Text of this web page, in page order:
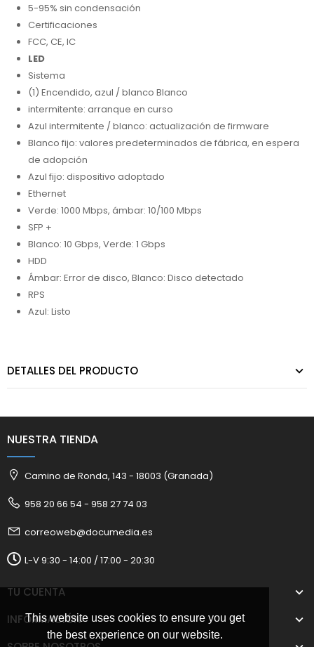
This website uses cookies to ensure you get
the best experience on our website.
5-95% sin condensación
Certificaciones
FCC, CE, IC
LED
Sistema
(1) Encendido, azul / blanco Blanco
intermitente: arranque en curso
Azul intermitente / blanco: actualización de firmware
Blanco fijo: valores predeterminados de fábrica, en espera
de adopción
Azul fijo: dispositivo adoptado
Ethernet
Verde: 1000 Mbps, ámbar: 10/100 Mbps
SFP +
Blanco: 10 Gbps, Verde: 1 Gbps
HDD
Ámbar: Error de disco, Blanco: Disco detectado
RPS
Azul: Listo
DETALLES DEL PRODUCTO
NUESTRA TIENDA
Camino de Ronda, 143 - 18003 (Granada)
958 20 66 54 - 958 27 74 03
correoweb@documedia.es
L-V 9:30 - 14:00 / 17:00 - 20:30
TU CUENTA
INFORMACIÓN